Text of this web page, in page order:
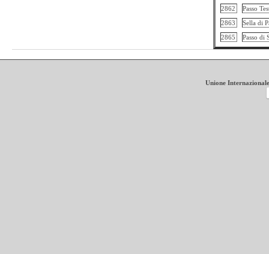
2862
Passo
2863
Sella di
2865
Passo di
Unione